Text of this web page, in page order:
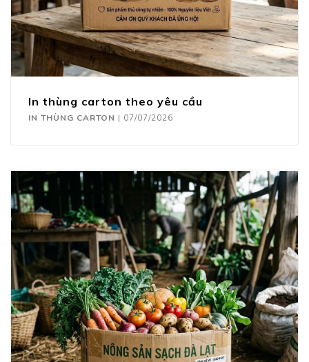
In thùng carton theo yêu cầu
IN THÙNG CARTON | 07/07/2026